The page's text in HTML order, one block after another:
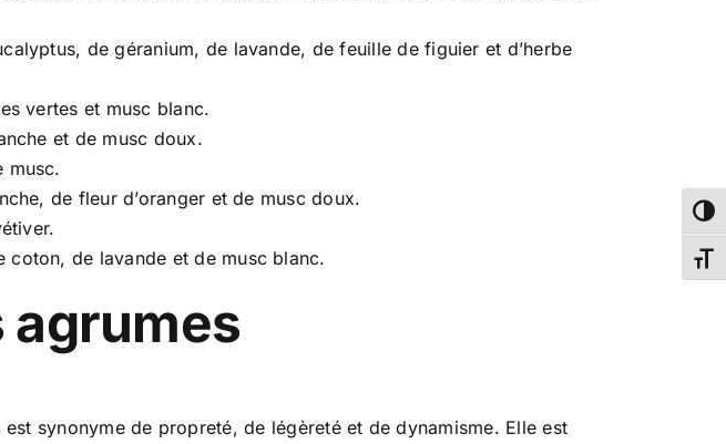
de géranium, de lavande, de feuille de figuier et d’herbe
vertes et musc blanc.
et de musc doux.
musc.
de fleur d’oranger et de musc doux.
coton, de lavande et de musc blanc.
agrumes
synonyme de propreté, de légèreté et de dynamisme. Elle est